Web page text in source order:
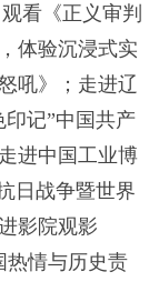
看《正义审判
体验沉浸式实
吼》；走进辽
记”中国共产
进中国工业博
日战争暨世界
影院观影
热情与历史责